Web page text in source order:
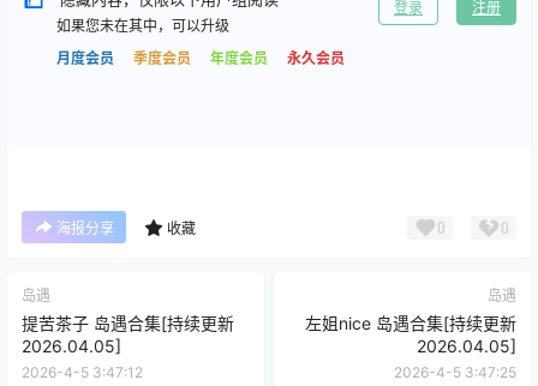
如果您未在其中，可以升级
月度会员
季度会员 年度会员 永久会员
登录 注册
海报分享 收藏 0 0
岛遇
提苦茶子 岛遇合集[持续更新
2026.04.05]
2026-4-5 3:47:12
岛遇
左姐nice 岛遇合集[持续更新
2026.04.05]
2026-4-5 3:47:25